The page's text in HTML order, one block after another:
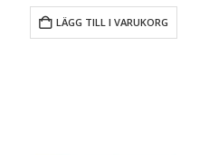
LÄGG TILL I VARUKORG